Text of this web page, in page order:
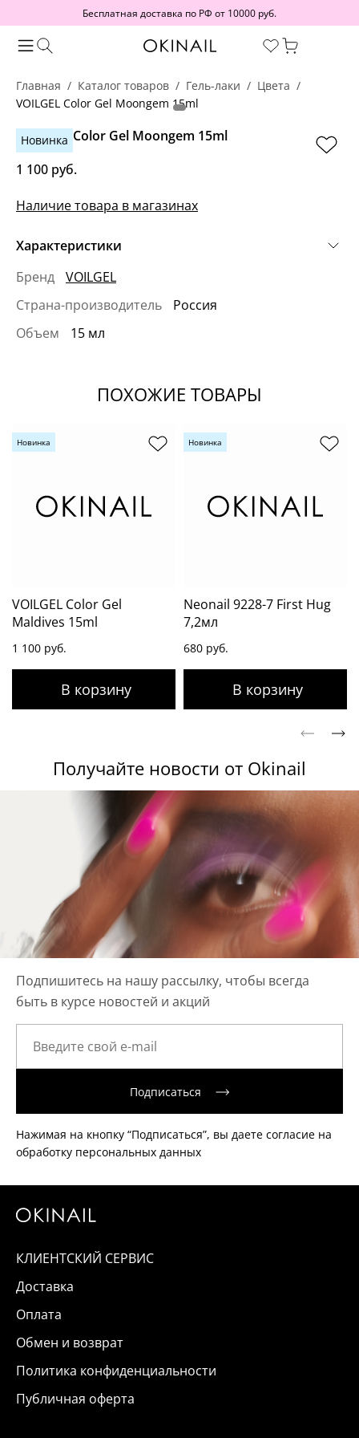
Бесплатная доставка по РФ от 10000 руб.
Главная Каталог товаров Гель-лаки
Цвета
VOILGEL Color Gel Moongem 15ml
Новинка
VOILGEL Color Gel Moongem 15ml
1 100 руб.
Наличие товара в магазинах
Характеристики
Бренд
VOILGEL
Страна-производитель
Россия
Объем
15 мл
ПОХОЖИЕ ТОВАРЫ
Новинка
VOILGEL Color Gel
Maldives 15ml
1 100 руб.
Новинка
Neonail 9228-7 First Hug
7,2мл
680 руб.
Получайте новости от Okinail
Подпишитесь на нашу рассылку, чтобы всегда
быть в курсе новостей и акций
Подписаться
Нажимая на кнопку “Подписаться”, вы даете согласие на
обработку персональных данных
КЛИЕНТСКИЙ СЕРВИС
Доставка
Оплата
Обмен и возврат
Политика конфиденциальности
Публичная оферта